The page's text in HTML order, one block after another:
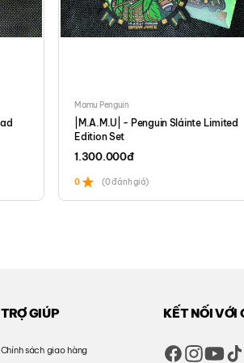
Mamu Penguin
|M.A.M.U| - Penguin Sláinte Limited
đ
(0 đánh giá)
TRỢ GIÚP
Chính sách giao hàng
KẾT NỐI VỚI